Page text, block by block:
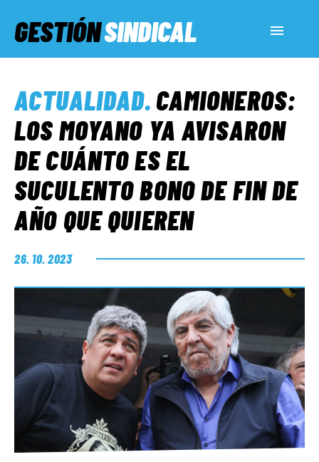
GESTIÓNSINDICAL
SERVICIOS SOCIALES
INFORMES ESPECIALES
FUERA DE MEGÁFONO
EL LADO «G»
ACTUALIDAD.CAMIONEROS:
LOS MOYANO YA AVISARON
DE CUÁNTO ES EL
SUCULENTO BONO DE FIN DE
AÑO QUE QUIEREN
26. 10. 2023